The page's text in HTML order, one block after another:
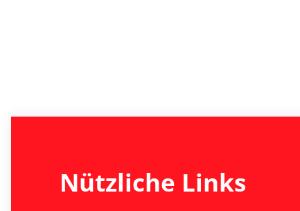
Nützliche Links